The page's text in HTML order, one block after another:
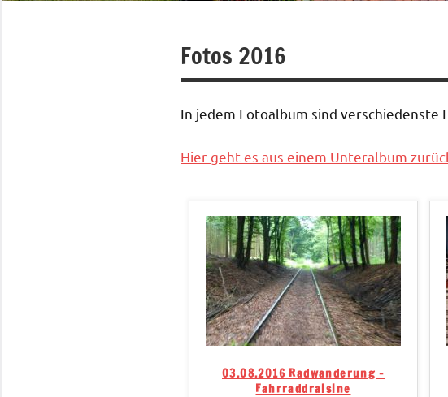
Fotos 2016
In jedem Fotoalbum sind verschiedenste
Hier geht es aus einem Unteralbum
03.08.2016 Radwanderung -
Fahrraddraisine